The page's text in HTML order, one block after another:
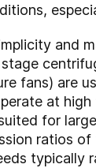
and
fans) are
at
for
ratios of
typically